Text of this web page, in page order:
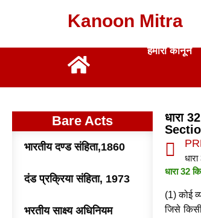
Kanoon Mitra
हमारा कानून
Bare Acts
भारतीय दण्ड संहिता,1860
दंड प्रक्रिया संहिता, 1973
भरतीय साक्ष्य अधिनियम
धारा
धारा 32
(1) कोई
जिसे